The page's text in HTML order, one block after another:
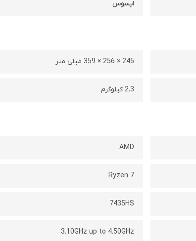
ایسوس
245 × 256 × 359 میلی‌ متر
2.3 کیلوگرم
AMD
Ryzen 7
7435HS
3.10GHz up to 4.50GHz